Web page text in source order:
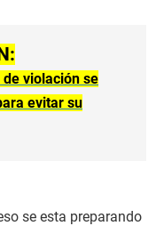
violación se
evitar su
se esta preparando